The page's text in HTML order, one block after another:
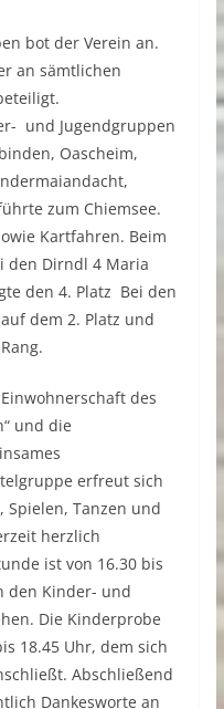
bot der Verein an.
an sämtlichen
und Jugendgruppen
Oascheim,
zum Chiemsee.
Kartfahren. Beim
den Dirndl 4 Maria
den 4. Platz Bei den
dem 2. Platz und
des
und die
erfreut sich
Tanzen und
herzlich
ist von 16.30 bis
den Kinder- und
Die Kinderprobe
18.45 Uhr, dem sich
Abschließend
Dankesworte an